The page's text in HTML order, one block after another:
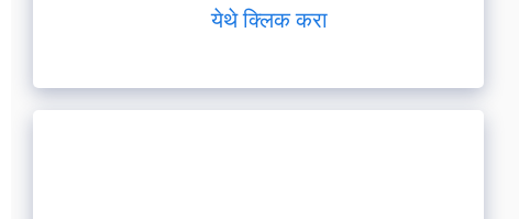
येथे क्लिक करा